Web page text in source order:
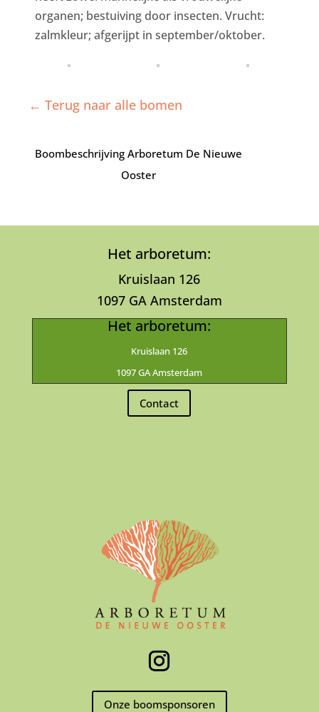
organen; bestuiving door insecten. Vrucht:
zalmkleur; afgerijpt in september/oktober.
← Terug naar alle bomen
Boombeschrijving Arboretum De Nieuwe
Ooster
Het arboretum:
Kruislaan 126
1097 GA Amsterdam
Het arboretum:
Kruislaan 126
1097 GA Amsterdam
Contact
Onze boomsponsoren